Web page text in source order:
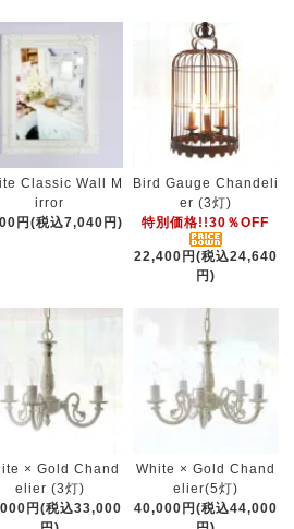
Classic Wall M
irror
円(税込7,040円)
Bird Gauge Chandeli
er (3灯)
特別価格!!30％OFF
22,400円(税込24,640
円)
× Gold Chand
elier (3灯)
円(税込33,000
White × Gold Chand
elier(5灯)
40,000円(税込44,000